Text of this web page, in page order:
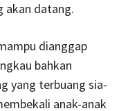
akan datang.
dianggap
bahkan
yang terbuang sia-
anak-anak